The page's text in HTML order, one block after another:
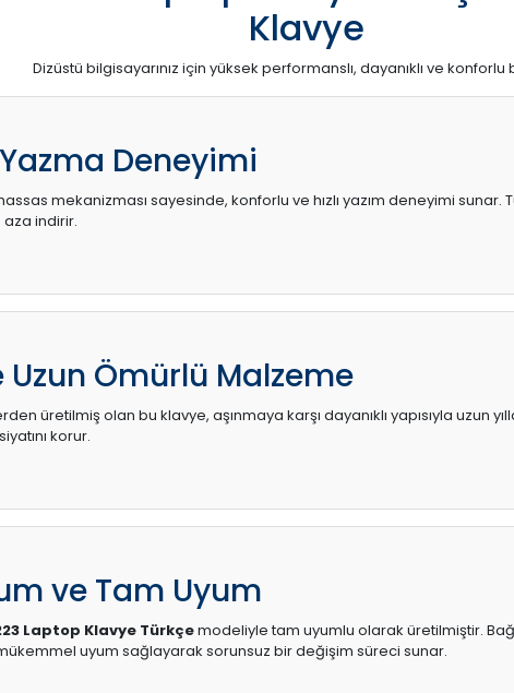
Klavye
Dizüstü bilgisayarınız için yüksek performanslı, dayanıklı ve konforlu
Deneyimi
mekanizması sayesinde, konforlu ve hızlı yazım deneyimi sunar.
indirir.
Uzun Ömürlü Malzeme
üretilmiş olan bu klavye, aşınmaya karşı dayanıklı yapısıyla uzun
korur.
ve Tam Uyum
Laptop Klavye Türkçemodeliyle tam uyumlu olarak üretilmiştir.
mükemmel uyum sağlayarak sorunsuz bir değişim süreci sunar.